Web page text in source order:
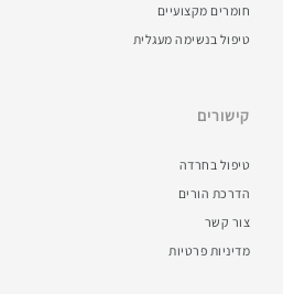
חומרים מקצועיים
טיפול בנשימה מעגלית
קישורים
טיפול בחרדה
הדרכת הורים
צור קשר
מדיניות פרטיות